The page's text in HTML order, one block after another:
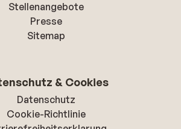
Stellenangebote
Presse
Sitemap
& Cookies
Datenschutz
Cookie-Richtlinie